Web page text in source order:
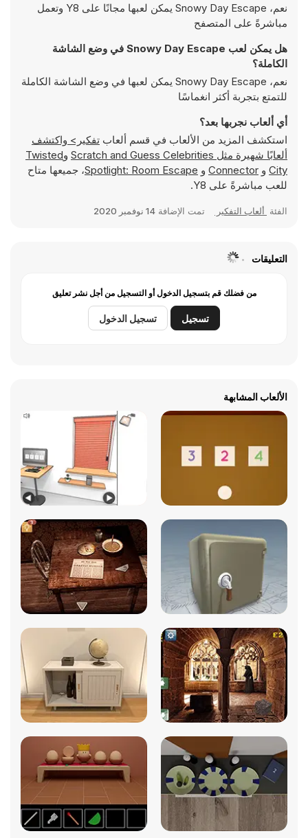
نعم، Snowy Day Escape يمكن لعبها مجانًا على Y8 وتعمل
مباشرةً على المتصفح
هل يمكن لعب Snowy Day Escape في وضع الشاشة
الكاملة؟
نعم، Snowy Day Escape يمكن لعبها في وضع الشاشة الكاملة
للتمتع بتجربة أكثر انغماسًا
أي ألعاب نجربها بعد؟
استكشف المزيد من الألعاب في قسم ألعاب
تفكير> واكتشف
ألعابًا شهيرة مثل Scratch and Guess Celebrities وTwisted
City و Connector و Spotlight: Room Escape، جميعها متاح
للعب مباشرةً على Y8.
الفئة ألعاب التفكير تمت الإضافة 14 نوفمبر 2020
التعليقات
من فضلك قم بتسجيل الدخول أو التسجيل من أجل نشر تعليق
تسجيل تسجيل الدخول
الألعاب المشابهة